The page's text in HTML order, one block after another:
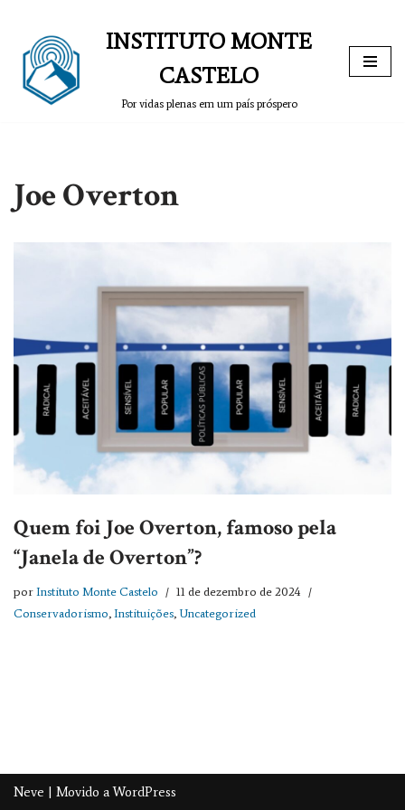
Pular
para
INSTITUTO MONTE
CASTELO
Por vidas plenas em um país próspero
Joe Overton
Quem foi Joe Overton, famoso pela
“Janela de Overton”?
porInstituto Monte Castelo
11 de dezembro de 2024
Conservadorismo,Instituições,Uncategorized
Neve | Movido aWordPress